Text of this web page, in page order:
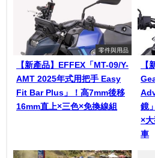
零件與用品
【新產品】EFFEX「MT-09/Y-
AMT 2025年式用把手 Easy
Fit Bar Plus」！高7mm後移
16mm直上×三色×免換線組
【
鏡
×
車